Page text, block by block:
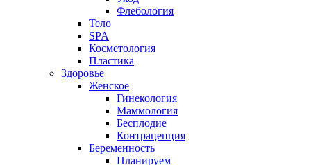
Флебология
Тело
SPA
Косметология
Пластика
Здоровье
Женское
Гинекология
Маммология
Бесплодие
Контрацепция
Беременность
Планируем